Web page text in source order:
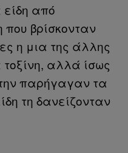
από
βρίσκονταν
η μια της άλλης
αλλά ίσως
παρήγαγαν τα
τη δανείζονταν